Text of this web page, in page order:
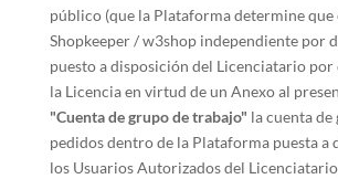
público (que la Plataforma determine que
Shopkeeper / w3shop independiente por
puesto a disposición del Licenciatario por
la Licencia en virtud de un Anexo al
"Cuenta de grupo de trabajo" la cuenta de
pedidos dentro de la Plataforma puesta a
los Usuarios Autorizados del